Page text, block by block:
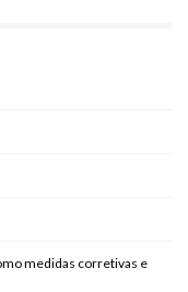
medidas corretivas e